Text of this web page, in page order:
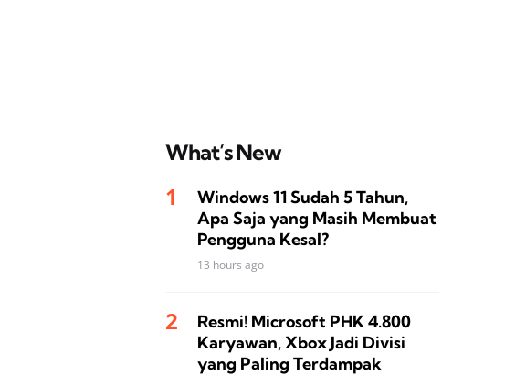
What’s New
Windows 11 Sudah 5 Tahun,
Apa Saja yang Masih Membuat
Pengguna Kesal?
13 hours ago
Resmi! Microsoft PHK 4.800
Karyawan, Xbox Jadi Divisi
yang Paling Terdampak